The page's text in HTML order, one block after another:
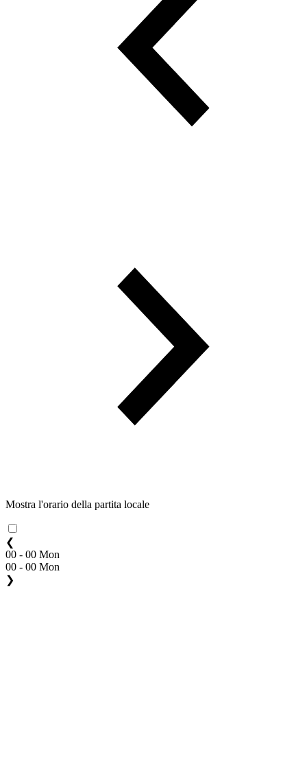
Mostra l'orario della partita locale
❮
00 - 00 Mon
00 - 00 Mon
❯